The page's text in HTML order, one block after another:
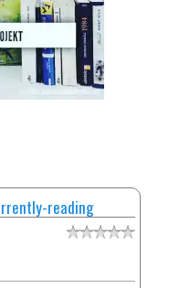
reading